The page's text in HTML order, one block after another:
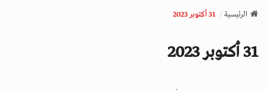
v
a
الرئيسية 31 أكتوبر 2023
31 أكتوبر 2023